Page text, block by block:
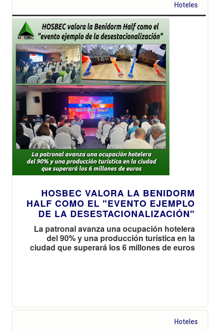
Hoteles
HOSBEC VALORA LA BENIDORM
HALF COMO EL "EVENTO EJEMPLO
DE LA DESESTACIONALIZACIÓN"
La patronal avanza una ocupación hotelera
del 90% y una producción turística en la
ciudad que superará los 6 millones de euros
Hoteles